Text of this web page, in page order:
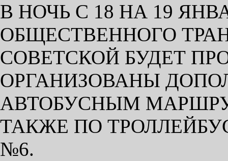
В НОЧЬ С 18 НА 19
ОБЩЕСТВЕННОГО
СОВЕТСКОЙ БУДЕТ
ОРГАНИЗОВАНЫ
АВТОБУСНЫМ
ТАКЖЕ ПО
№6.